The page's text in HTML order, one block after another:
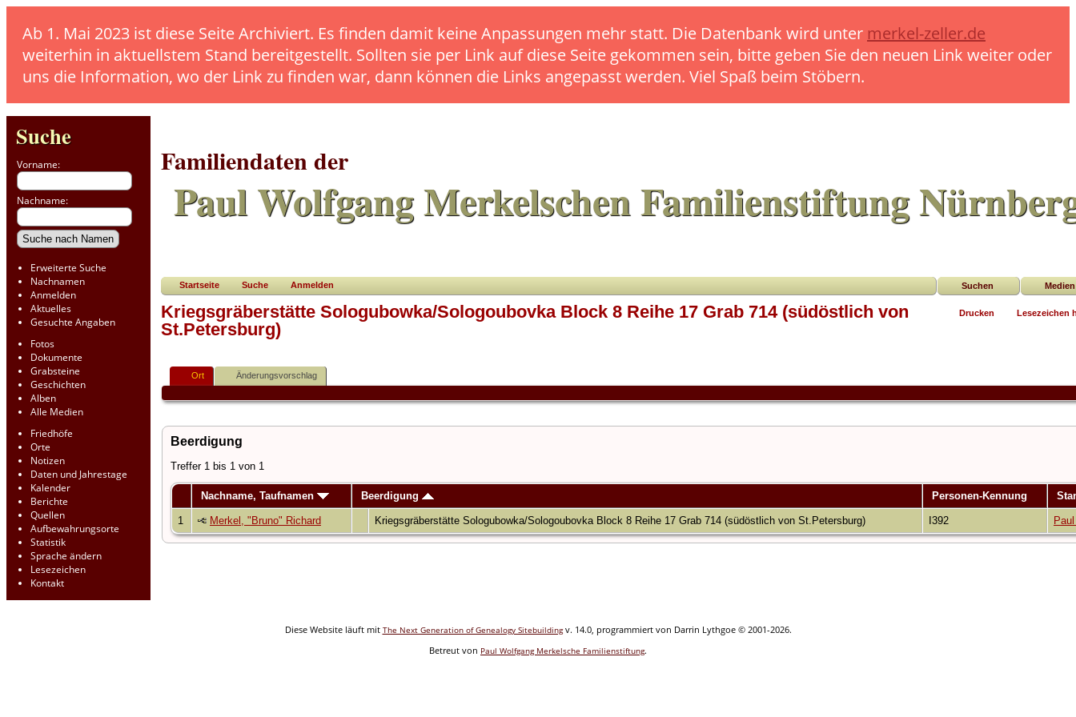
Ab 1. Mai 2023 ist diese Seite Archiviert. Es finden damit keine Anpassungen mehr statt. Die Datenbank wird unter merkel-zeller.de
weiterhin in aktuellstem Stand bereitgestellt. Sollten sie per Link auf diese Seite gekommen sein, bitte geben Sie den neuen Link weiter oder
uns die Information, wo der Link zu finden war, dann können die Links angepasst werden. Viel Spaß beim Stöbern.
Suche
Vorname:
Nachname:
Erweiterte Suche
Nachnamen
Anmelden
Aktuelles
Gesuchte Angaben
Fotos
Dokumente
Grabsteine
Geschichten
Alben
Alle Medien
Friedhöfe
Orte
Notizen
Daten und Jahrestage
Kalender
Berichte
Quellen
Aufbewahrungsorte
Statistik
Sprache ändern
Lesezeichen
Kontakt
Familiendaten der
Paul Wolfgang Merkelschen Familienstiftung
Suchen Medien
Startseite Suche Anmelden
Drucken Lesezeichen
Kriegsgräberstätte Sologubowka/Sologoubovka Block 8 Reihe 17 Grab 714 (südöstlich von
St.Petersburg)
Ort Änderungsvorschlag
Beerdigung
Treffer 1 bis 1 von 1
Nachname, Taufnamen Beerdigung Personen-Kennung
1 Merkel, "Bruno" Richard Kriegsgräberstätte Sologubowka/Sologoubovka Block 8 Reihe 17 Grab 714 (südöstlich von St.Petersburg) I392
Diese Website läuft mit The Next Generation of Genealogy Sitebuildingv. 14.0, programmiert von Darrin Lythgoe © 2001-2026.
Betreut von Paul Wolfgang Merkelsche Familienstiftung.